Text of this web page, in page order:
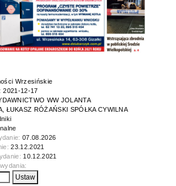
Wrzesińskie
2021-12-17
WW JOLANTA
ŁUKASZ RÓŻAŃSKI SPÓŁKA CYWILNA
07.08.2026
23.12.2021
10.12.2021